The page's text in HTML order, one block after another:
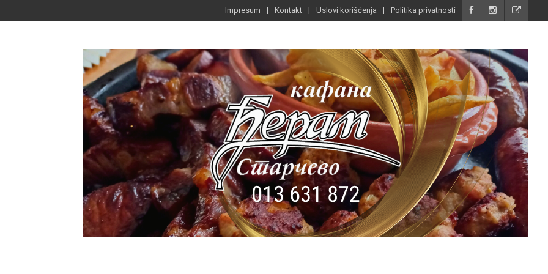
Impresum Kontakt Uslovi korišćenja Politika privatnosti